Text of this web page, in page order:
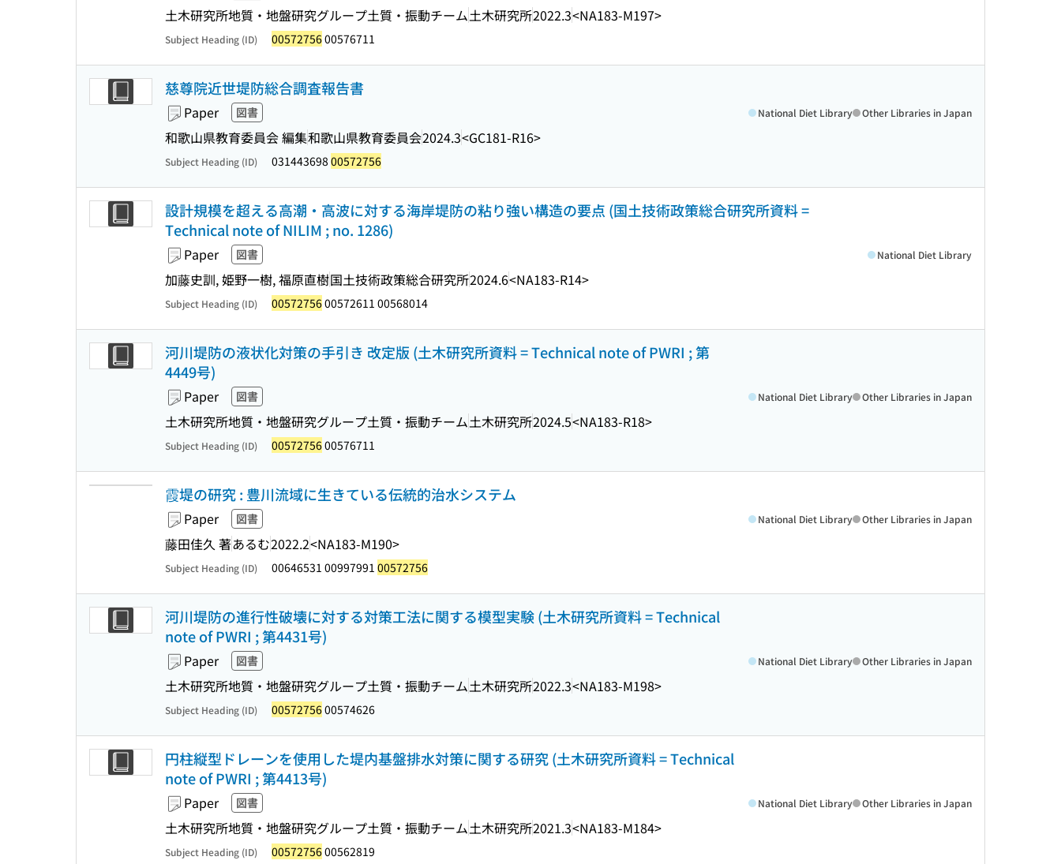
土木研究所地質・地盤研究グループ土質・振動チーム土木研究所2022.3<NA183-M197>
Subject Heading (ID) 0057275600576711
慈尊院近世堤防総合調査報告書
Paper 図書
和歌山県教育委員会 編集和歌山県教育委員会2024.3<GC181-R16>
National Diet Library Other Libraries in Japan
Subject Heading (ID) 031443698 00572756
設計規模を超える高潮・高波に対する海岸堤防の粘り強い構造の要点 (国土技術政策総合研究所資料 =
Technical note of NILIM ; no. 1286)
Paper 図書
加藤史訓, 姫野一樹, 福原直樹国土技術政策総合研究所2024.6<NA183-R14>
National Diet Library
Subject Heading (ID) 0057275600572611 00568014
河川堤防の液状化対策の手引き 改定版 (土木研究所資料 = Technical note of PWRI ; 第
4449号)
Paper 図書
土木研究所地質・地盤研究グループ土質・振動チーム土木研究所2024.5<NA183-R18>
National Diet Library Other Libraries in Japan
Subject Heading (ID) 0057275600576711
霞堤の研究 : 豊川流域に生きている伝統的治水システム
Paper 図書
藤田佳久 著あるむ2022.2<NA183-M190>
National Diet Library Other Libraries in Japan
Subject Heading (ID) 00646531 00997991 00572756
河川堤防の進行性破壊に対する対策工法に関する模型実験 (土木研究所資料 = Technical
note of PWRI ; 第4431号)
Paper 図書
土木研究所地質・地盤研究グループ土質・振動チーム土木研究所2022.3<NA183-M198>
National Diet Library Other Libraries in Japan
Subject Heading (ID) 0057275600574626
円柱縦型ドレーンを使用した堤内基盤排水対策に関する研究 (土木研究所資料 = Technical
note of PWRI ; 第4413号)
Paper 図書
土木研究所地質・地盤研究グループ土質・振動チーム土木研究所2021.3<NA183-M184>
National Diet Library Other Libraries in Japan
Subject Heading (ID) 0057275600562819